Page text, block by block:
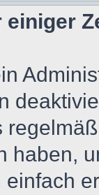
einiger
haben,